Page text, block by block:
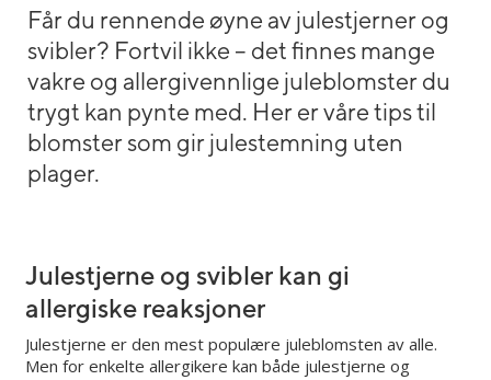
Får du rennende øyne av julestjerner og
svibler? Fortvil ikke – det finnes mange
vakre og allergivennlige juleblomster du
trygt kan pynte med. Her er våre tips til
blomster som gir julestemning uten
plager.
Julestjerne og svibler kan gi
allergiske reaksjoner
Julestjerne er den mest populære juleblomsten av alle.
Men for enkelte allergikere kan både julestjerne og